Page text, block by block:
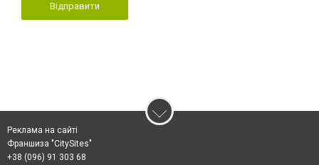
Відправити
Реклама на сайті
Франшиза "CitySites"
+38 (096) 91 303 68